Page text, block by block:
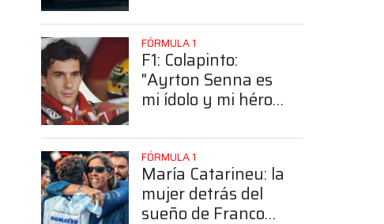
número 43
FÓRMULA 1
F1: Colapinto:
"Ayrton Senna es
mi ídolo y mi héroe
FÓRMULA 1
María Catarineu: la
mujer detrás del
sueño de Franco